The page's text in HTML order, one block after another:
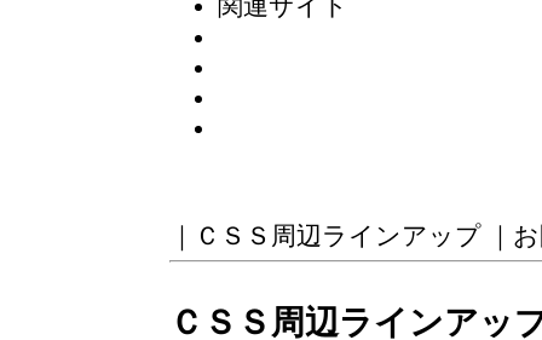
関連サイト
｜ ＣＳＳ周辺ラインアップ ｜
ＣＳＳ周辺ラインアッ